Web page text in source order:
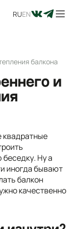
RUEN
балкона
и
квадратные
Ну а
иногда бывают
балкон
качественно